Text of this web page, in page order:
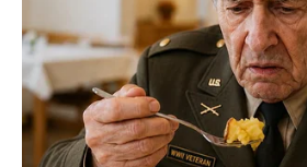
pametnih odlukakoje
kasnije.
Važno je da ne podcenjuješ svoje
komunikacijske sposobnosti.
da su tvoje reči – tvoj kapital.